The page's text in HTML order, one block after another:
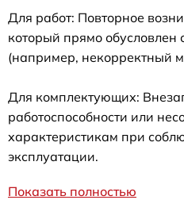
Для работ: Повторное
который прямо обусловлен
(например, некорректный
Для комплектующих:
работоспособности или
характеристикам при
эксплуатации.
Показать полностью